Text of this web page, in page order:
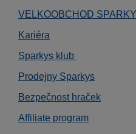
VELKOOBCHOD
Kariéra
Sparkys klub
Prodejny Sparkys
Bezpečnost hraček
Affiliate program